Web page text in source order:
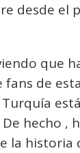
desde el
que
fans de
Turquía
hecho ,
la historia